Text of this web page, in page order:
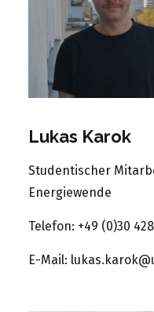
Lukas Karok
Studentischer
Energiewende
Telefon: +49 (0)30
E-Mail: